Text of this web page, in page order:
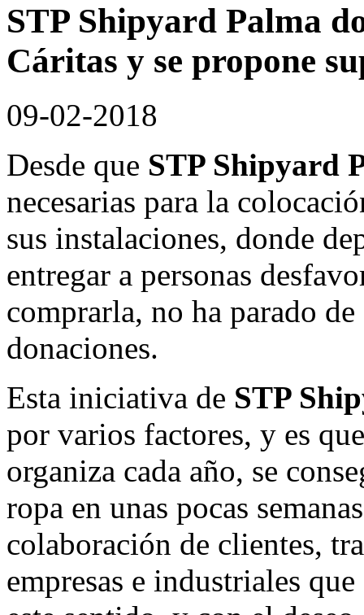
STP Shipyard Palma
Cáritas y se propone
09-02-2018
Desde que STP Shipyard
necesarias para la
sus instalaciones, donde
entregar a personas
comprarla, no ha parado
donaciones.
Esta iniciativa de STP
por varios factores, y es
organiza cada año, se
ropa en unas pocas
colaboración de clientes,
empresas e industriales